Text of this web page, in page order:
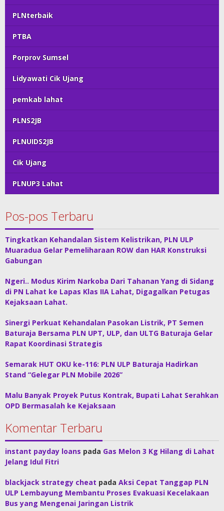
PLNterbaik
PTBA
Porprov Sumsel
Lidyawati Cik Ujang
pemkab lahat
PLNS2JB
PLNUIDS2JB
Cik Ujang
PLNUP3 Lahat
Pos-pos Terbaru
Tingkatkan Kehandalan Sistem Kelistrikan, PLN ULP
Muaradua Gelar Pemeliharaan ROW dan HAR Konstruksi
Gabungan
Ngeri.. Modus Kirim Narkoba Dari Tahanan Yang di Sidang
di PN Lahat ke Lapas Klas IIA Lahat, Digagalkan Petugas
Kejaksaan Lahat.
Sinergi Perkuat Kehandalan Pasokan Listrik, PT Semen
Baturaja Bersama PLN UPT, ULP, dan ULTG Baturaja Gelar
Rapat Koordinasi Strategis
Semarak HUT OKU ke-116: PLN ULP Baturaja Hadirkan
Stand “Gelegar PLN Mobile 2026”
Malu Banyak Proyek Putus Kontrak, Bupati Lahat Serahkan
OPD Bermasalah ke Kejaksaan
Komentar Terbaru
instant payday loans pada Gas Melon 3 Kg Hilang di Lahat
Jelang Idul Fitri
blackjack strategy cheat pada Aksi Cepat Tanggap PLN
ULP Lembayung Membantu Proses Evakuasi Kecelakaan
Bus yang Mengenai Jaringan Listrik